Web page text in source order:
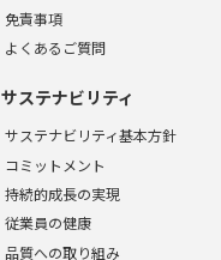
免責事項
よくあるご質問
サステナビリティ
サステナビリティ基本方針
コミットメント
持続的成長の実現
従業員の健康
品質への取り組み